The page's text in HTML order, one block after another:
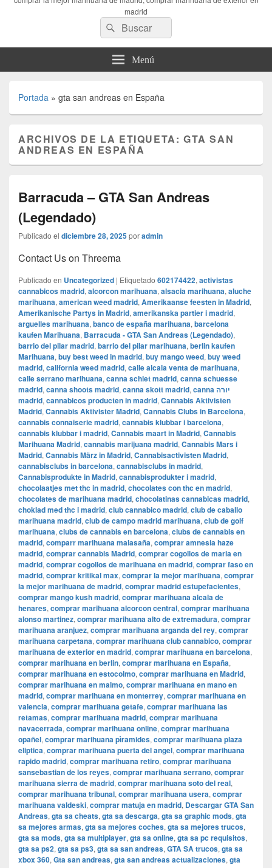
madrid
Buscar
por:
Buscar
Menú
Portada » gta san andreas en España
ARCHIVOS DE LA ETIQUETA:GTA SAN
ANDREAS EN ESPAÑA
Barracuda – GTA San Andreas
(Legendado)
Publicado el diciembre 28, 2025poradmin
Contact Us on Threema
Publicado en Uncategorized | Etiquetado 602174422, activistas
cannabicos madrid, alcorcon marihuana, alsacia marihuana, aluche
marihuana, american weed madrid, Amerikaanse feesten in Madrid,
Amerikanische Partys in Madrid, amerikanska partier i madrid,
arguelles marihuana, banco de españa marihuana, barcelona
kaufen Marihuana, Barracuda - GTA San Andreas (Legendado),
barrio del pilar madrid, barrio del pilar marihuana, berlin kaufen
Marihuana, buy best weed in madrid, buy mango weed, buy weed
madrid, california weed madrid, calle alcala venta de marihuana,
calle serrano marihuana, canna schiet madrid, canna schuesse
madrid, canna shoots madrid, canna skott madrid, canna יורה
madrid, cannabicos producten in madrid, Cannabis Aktivisten
Madrid, Cannabis Aktivister Madrid, Cannabis Clubs in Barcelona,
cannabis connaiserie madrid, cannabis klubbar i barcelona,
cannabis klubbar i madrid, Cannabis maart in Madrid, Cannabis
Marihuana Madrid, cannabis marijuana madrid, Cannabis Mars i
Madrid, Cannabis März in Madrid, Cannabisactivisten Madrid,
cannabisclubs in barcelona, cannabisclubs in madrid,
Cannabisprodukte in Madrid, cannabisprodukter i madrid,
chocolaatjes met thc in madrid, chocolates con thc en madrid,
chocolates de marihuana madrid, chocolatinas cannabicas madrid,
choklad med thc i madrid, club cannabico madrid, club de caballo
marihuana madrid, club de campo madrid marihuana, club de golf
marihuana, clubs de cannabis en barcelona, clubs de cannabis en
madrid, comparr marihuana malasaña, comprar amnesia haze
madrid, comprar cannabis Madrid, comprar cogollos de maria en
madrid, comprar cogollos de marihuana en madrid, comprar faso en
madrid, comprar kritikal max, comprar la mejor marihuana, comprar
la mejor marihuana de madrid, comprar madrid estupefacientes,
comprar mango kush madrid, comprar marihuana alcala de
henares, comprar marihuana alcorcon central, comprar marihuana
alonso martinez, comprar marihuana alto de extremadura, comprar
marihuana aranjuez, comprar marihuana arganda del rey, comprar
marihuana carpetana, comprar marihuana club cannabico, comprar
marihuana de exterior en madrid, comprar marihuana en barcelona,
comprar marihuana en berlin, comprar marihuana en España,
comprar marihuana en estocolmo, comprar marihuana en Madrid,
comprar marihuana en malmo, comprar marihuana en mano en
madrid, comprar marihuana en monterrey, comprar marihuana en
valencia, comprar marihuana getafe, comprar marihuana las
retamas, comprar marihuana madrid, comprar marihuana
navacerrada, comprar marihuana online, comprar marihuana
opañel, comprar marihuana pìramides, comprar marihuana plaza
eliptica, comprar marihuana puerta del angel, comprar marihuana
rapido madrid, comprar marihuana retiro, comprar marihuana
sansebastian de los reyes, comprar marihuana serrano, comprar
marihuana sierra de madrid, comprar marihuana soto del real,
comprar marihuana tribunal, comprar marihuana usera, comprar
marihuana valdeski, comprar matuja en madrid, Descargar GTA San
Andreas, gta sa cheats, gta sa descarga, gta sa graphic mods, gta
sa mejores armas, gta sa mejores coches, gta sa mejores trucos,
gta sa mods, gta sa multiplayer, gta sa online, gta sa pc requisitos,
gta sa ps2, gta sa ps3, gta sa san andreas, GTA SA trucos, gta sa
xbox 360, Gta san andreas, gta san andreas actualizaciones, gta